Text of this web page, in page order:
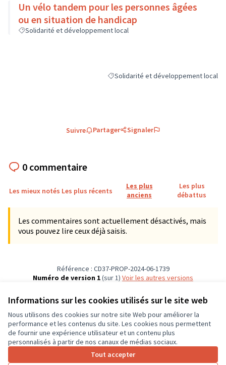
Informations sur les cookies utilisés sur le site web
Nous utilisons des cookies sur notre site Web pour améliorer la
performance et les contenus du site. Les cookies nous permettent
de fournir une expérience utilisateur et un contenu plus
personnalisés à partir de nos canaux de médias sociaux.
Tout accepter
Un vélo tandem pour les personnes âgées
ou en situation de handicap
Solidarité et développement local
Filtrer les résultats de la catégorie :
Solidarité et développement local
Suivre Partager Signaler
0 commentaire
Les mieux notés Les plus récents
Les plus
anciens
Les plus
débattus
Les commentaires sont actuellement désactivés, mais
vous pouvez lire ceux déjà saisis.
Référence : CD37-PROP-2024-06-1739
Numéro de version 1(sur 1)
voir les autres versions
Conditions d'utilisation
Paramètres des cookies
CD37 sur X
(Lien externe)
CD37 sur Facebook
CD37 sur Instagram
CD37 sur YouTube
(Lien externe)